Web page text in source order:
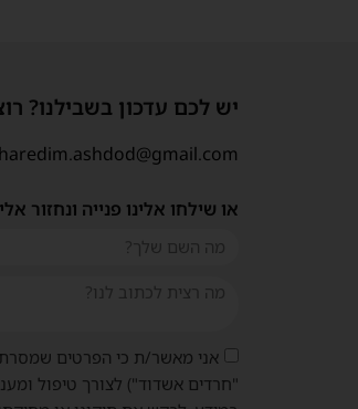
יש לכם עדכון בשבילנו?
haredim.ashdod@gmail.com
או שילחו אלינו פנייה ונחזור
אני מאשר/ת כי הפרטים
"חרדים אשדוד") לצורך טיפול